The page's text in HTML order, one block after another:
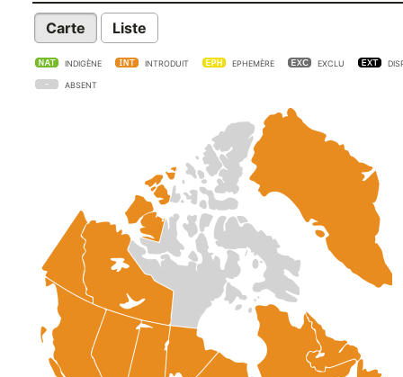
Carte Liste
INDIGÈNE INTRODUIT EPHEMÈRE EXCLU
ABSENT